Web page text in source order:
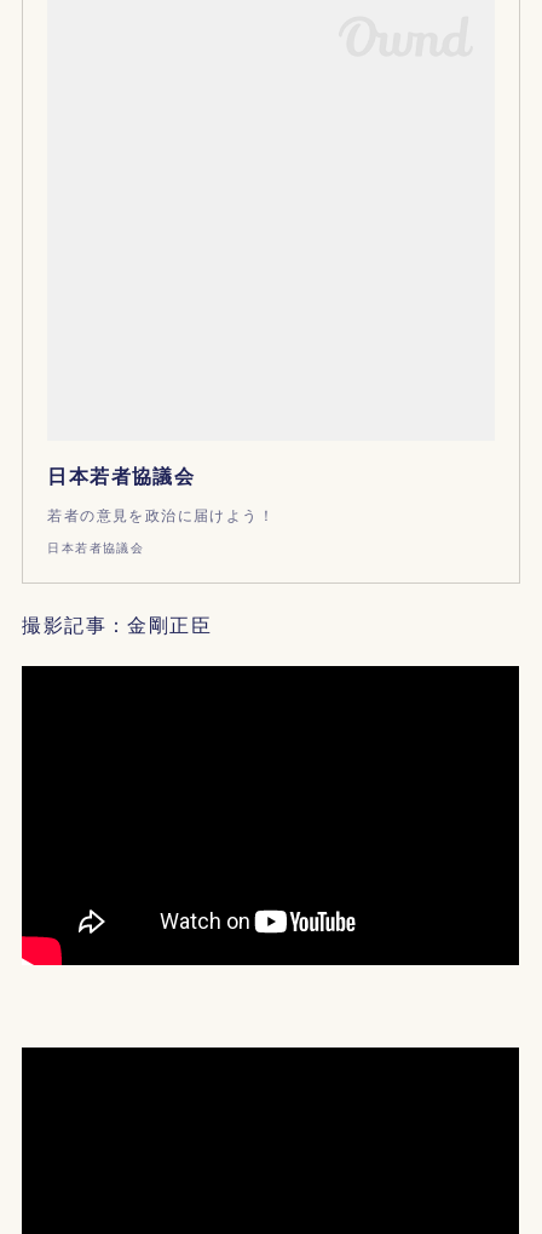
日本若者協議会
若者の意見を政治に届けよう！
日本若者協議会
撮影記事：金剛正臣